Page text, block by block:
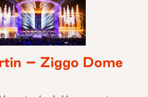
Tino Martin –
– Ziggo Dome